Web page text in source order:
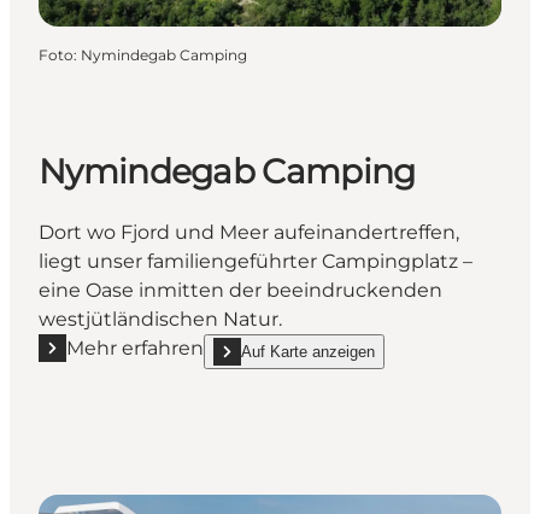
Foto: Nymindegab Camping
Nymindegab Camping
Dort wo Fjord und Meer aufeinandertreffen,
liegt unser familiengeführter Campingplatz –
eine Oase inmitten der beeindruckenden
westjütländischen Natur.
Mehr erfahren
Mehr erfahren "Nymindegab Camping"
Auf Karte anzeigen
show Nymindegab Camping on_map